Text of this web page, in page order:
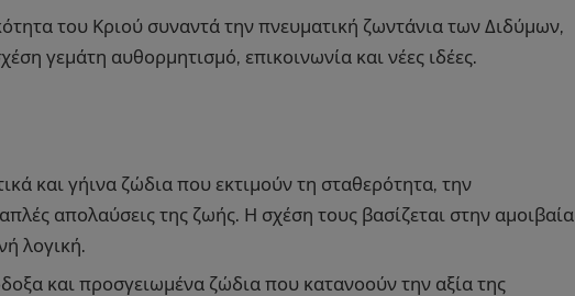
του Κριού συναντά την πνευματική ζωντάνια των Διδύμων,
γεμάτη αυθορμητισμό, επικοινωνία και νέες ιδέες.
και γήινα ζώδια που εκτιμούν τη σταθερότητα, την
απολαύσεις της ζωής. Η σχέση τους βασίζεται στην αμοιβαία
λογική.
και προσγειωμένα ζώδια που κατανοούν την αξία της